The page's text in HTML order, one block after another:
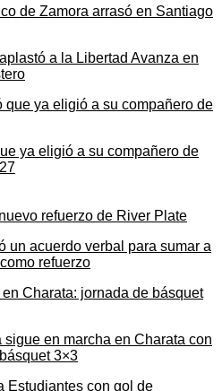
a la Libertad Avanza en
ya eligió a su compañero de
un acuerdo verbal para sumar a
refuerzo
sigue en marcha en Charata con
3×3